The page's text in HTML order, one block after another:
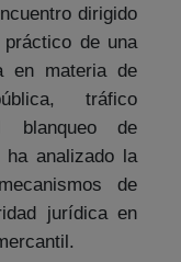
dirigido
de una
en materia de
tráfico
blanqueo de
analizado la
de
jurídica en